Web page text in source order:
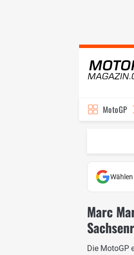
MotoGP
Marc
Die MotoGP